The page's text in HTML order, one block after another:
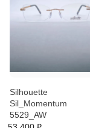
Silhouette
Sil_Momentum
5529_AW